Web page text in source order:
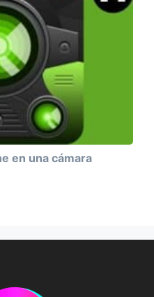
en una cámara